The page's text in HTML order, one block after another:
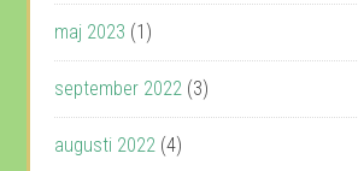
maj 2023 (1)
september 2022 (3)
augusti 2022 (4)